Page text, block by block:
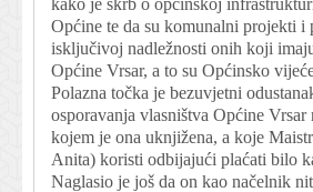
Općine te da su komunalni projekti i
isključivoj nadležnosti onih koji
Općine Vrsar, a to su Općinsko
Polazna točka je bezuvjetni
osporavanja vlasništva Općine Vrsar
kojem je ona uknjižena, a koje
Anita) koristi odbijajući plaćati bilo
Naglasio je još da on kao načelnik